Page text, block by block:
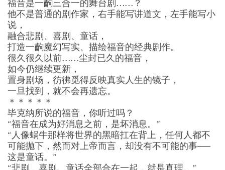
福音是一齣三合一的舞台剧……？
他不是普通的剧作家，右手能写讲道文，左手能写小
说，
融合悲剧、喜剧、童话，
打造一齣魔幻写实、描绘福音的经典剧作。
很久很久以前……尘封已久的福音，
如今仍继续更新，
置身剧场，彷彿觅得反映真实人生的镜子，
一旦找到，就不会再遗忘。
＊＊＊＊＊
毕克纳所说的福音，你听过吗？
“福音在成为好消息之前，是坏消息。”
“人像蜗牛那样将世界的黑暗扛在背上，任何人都不
可能抛下，然而对上帝而言，却没有不可能的事──
这是童话。”